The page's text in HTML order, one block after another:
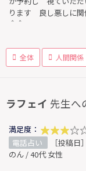
ります 良し悪しに
＾＾
全体 人間関係
ラフェイ 先生へ
満足度：
電話占い
［投稿
のん / 40代 女性